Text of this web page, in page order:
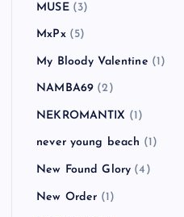
MUSE(3)
MxPx(5)
My Bloody Valentine (1)
NAMBA69 (2)
NEKROMANTIX (1)
never young beach (1)
New Found Glory (4)
New Order (1)